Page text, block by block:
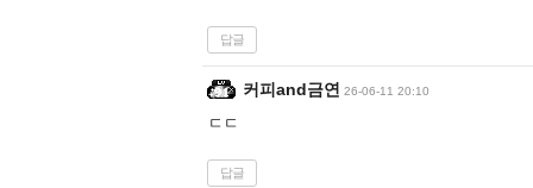
답글
커피and금연 26-06-11 20:10
ㄷㄷ
답글